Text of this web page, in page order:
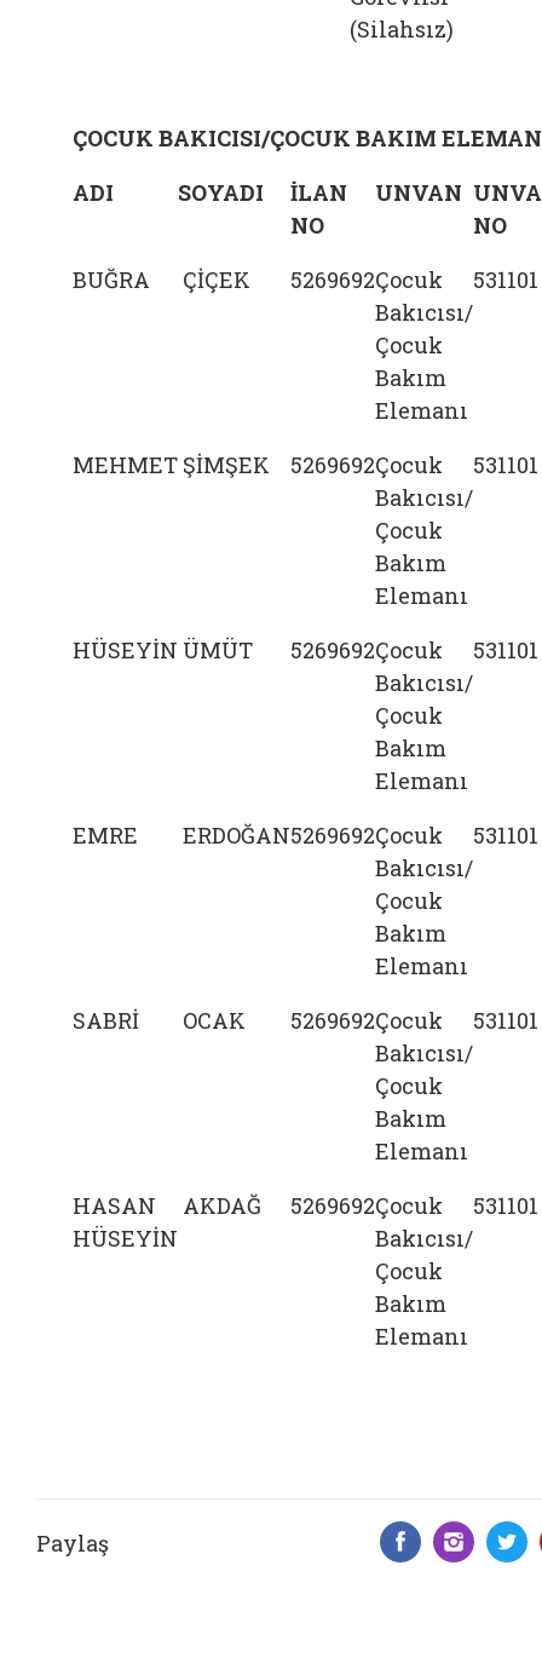
(Silahsız)
ÇOCUK BAKICISI/ÇOCUK BAKIM
ADI
SOYADI
İLAN
NO
UNVAN
NO
BUĞRA
ÇİÇEK 5269692Çocuk
Bakıcısı/
Çocuk
Bakım
Elemanı
531101
MEHMET ŞİMŞEK 5269692Çocuk
Bakıcısı/
Çocuk
Bakım
Elemanı
531101
HÜSEYİN ÜMÜT 5269692Çocuk
Bakıcısı/
Çocuk
Bakım
Elemanı
531101
EMRE ERDOĞAN5269692Çocuk
Bakıcısı/
Çocuk
Bakım
Elemanı
531101
SABRİ OCAK 5269692Çocuk
Bakıcısı/
Çocuk
Bakım
Elemanı
531101
HASAN
HÜSEYİN
AKDAĞ 5269692Çocuk
Bakıcısı/
Çocuk
Bakım
Elemanı
531101
Paylaş